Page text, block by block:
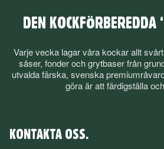
DEN KOCKFÖRBEREDDA
Varje vecka lagar våra kockar allt
såser, fonder och grytbaser från
utvalda färska, svenska
göra är att färdigställa
KONTAKTA OSS.